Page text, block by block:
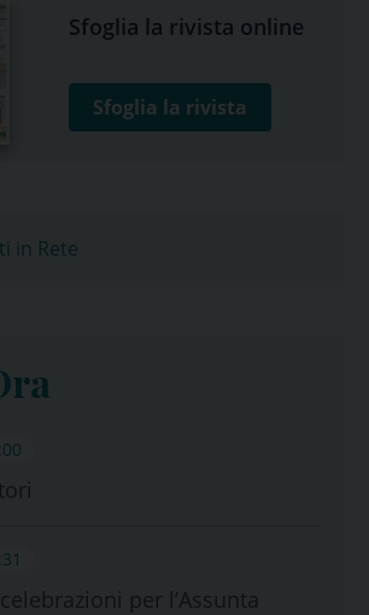
Sfoglia la rivista online
Sfoglia la rivista
per l’Assunta